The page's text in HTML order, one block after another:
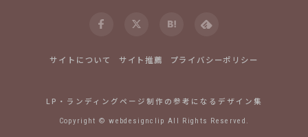
サイトについて サイト推薦 プライバシーポリシー
LP・ランディングページ制作の参考になるデザイン集
Copyright © webdesignclip All Rights Reserved.